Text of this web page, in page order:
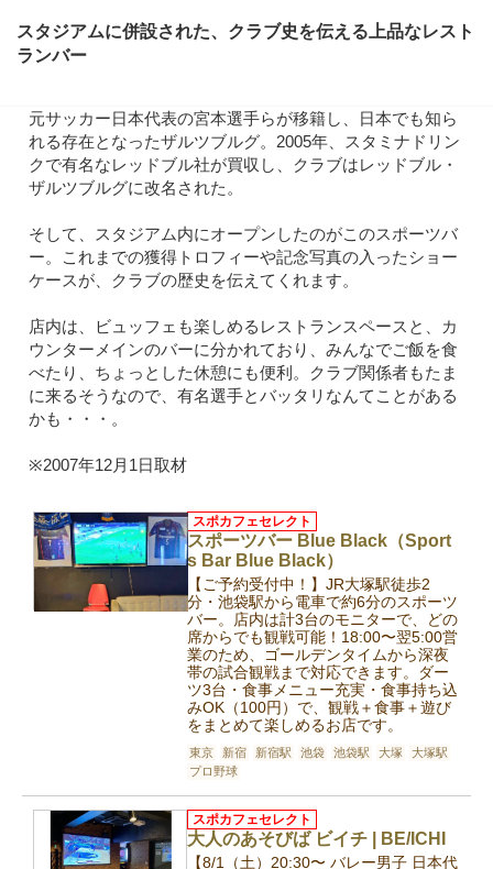
スタジアムに併設された、クラブ史を伝える上品なレスト
ランバー
元サッカー日本代表の宮本選手らが移籍し、日本でも知ら
れる存在となったザルツブルグ。2005年、スタミナドリン
クで有名なレッドブル社が買収し、クラブはレッドブル・
ザルツブルグに改名された。
そして、スタジアム内にオープンしたのがこのスポーツバ
ー。これまでの獲得トロフィーや記念写真の入ったショー
ケースが、クラブの歴史を伝えてくれます。
店内は、ビュッフェも楽しめるレストランスペースと、カ
ウンターメインのバーに分かれており、みんなでご飯を食
べたり、ちょっとした休憩にも便利。クラブ関係者もたま
に来るそうなので、有名選手とバッタリなんてことがある
かも・・・。
※2007年12月1日取材
スポーツバー Blue Black（Sport
s Bar Blue Black）
スポカフェセレクト
【ご予約受付中！】JR大塚駅徒歩2
分・池袋駅から電車で約6分のスポーツ
バー。店内は計3台のモニターで、どの
席からでも観戦可能！18:00〜翌5:00営
業のため、ゴールデンタイムから深夜
帯の試合観戦まで対応できます。ダー
ツ3台・食事メニュー充実・食事持ち込
みOK（100円）で、観戦＋食事＋遊び
をまとめて楽しめるお店です。
東京 新宿 新宿駅 池袋 池袋駅 大塚
大塚駅
プロ野球
大人のあそびば ビイチ | BE/ICHI
スポカフェセレクト
【8/1（土）20:30〜 バレー男子 日本代